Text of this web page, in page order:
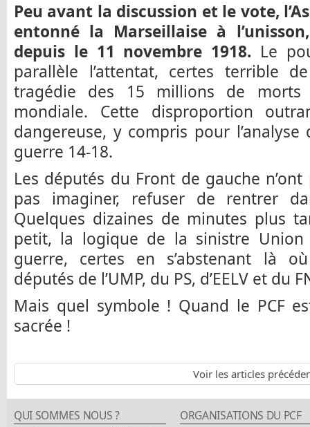
Peu avant la discussion et le vote,
entonné la Marseillaise à
depuis le 11 novembre 1918. Le
parallèle l’attentat, certes terrible
tragédie des 15 millions de
mondiale. Cette disproportion
dangereuse, y compris pour
guerre 14-18.
Les députés du Front de gauche
pas imaginer, refuser de rentrer
Quelques dizaines de minutes plus
petit, la logique de la sinistre
guerre, certes en s’abstenant là
députés de l’UMP, du PS, d’EELV et du
Mais quel symbole ! Quand le PCF
sacrée !
Voir les articles
QUI SOMMES NOUS ? ORGANISATIONS DU PCF